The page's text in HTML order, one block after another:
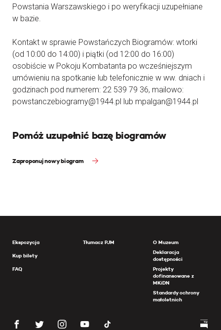
Powstania Warszawskiego i po weryfikacji uzupełniane
w bazie.
Kontakt w sprawie Powstańczych Biogramów: wtorki
(od 10:00 do 14:00) i piątki (od 12:00 do 16:00)
osobiście w Pokoju Kombatanta po wcześniejszym
umówieniu na spotkanie lub telefonicznie w ww. dniach i
godzinach pod numerem: 22 539 79 36, mailowo:
powstanczebiogramy@1944.pl lub mpalgan@1944.pl
Pomóż uzupełnić bazę biogramów
Zaproponuj nowy biogram
Ekspozycja
Kup bilety
FAQ
Tłumacz PJM
O Muzeum
Deklaracja
dostępności
Projekty
dofinansowane z
MKiDN
Standardy ochrony
małoletnich